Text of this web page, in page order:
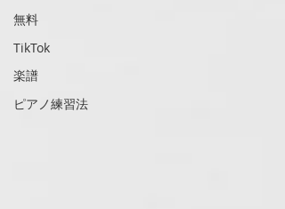
無料
TikTok
楽譜
ピアノ練習法